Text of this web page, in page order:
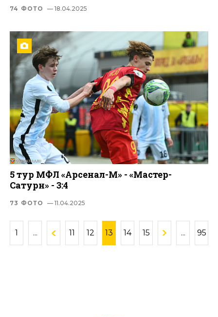
74 ФОТО — 18.04.2025
5 тур МФЛ «Арсенал-М» - «Мастер-
Сатурн» - 3:4
73 ФОТО — 11.04.2025
1 ... 11 12 13 14 15 ... 95